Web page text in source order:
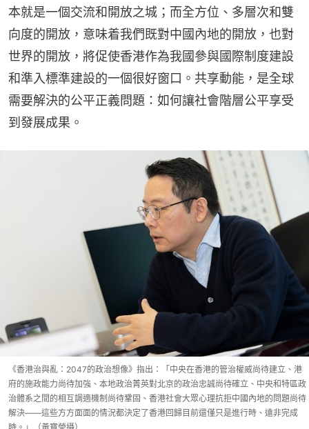
本就是一個交流和開放之城；而全方位、多層次和雙
向度的開放，意味着我們既對中國內地的開放，也對
世界的開放，將促使香港作為我國參與國際制度建設
和準入標準建設的一個很好窗口。共享動能，是全球
需要解決的公平正義問題：如何讓社會階層公平享受
到發展成果。
《香港治與亂：2047的政治想像》指出：「中央在香港的管治權威尚待建立、港
府的施政能力尚待加強、本地政治菁英對北京的政治忠誠尚待確立、中央和特區政
治體系之間的相互調適機制尚待鞏固、香港社會大眾心理抗拒中國內地的問題尚待
解決——這些方方面面的情況都決定了香港回歸目前還僅只是進行時、遠非完成